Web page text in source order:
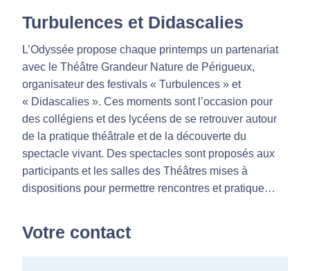
Turbulences et Didascalies
L’Odyssée propose chaque printemps un partenariat
avec le Théâtre Grandeur Nature de Périgueux,
organisateur des festivals « Turbulences » et
« Didascalies ». Ces moments sont l’occasion pour
des collégiens et des lycéens de se retrouver autour
de la pratique théâtrale et de la découverte du
spectacle vivant. Des spectacles sont proposés aux
participants et les salles des Théâtres mises à
dispositions pour permettre rencontres et pratique…
Votre contact